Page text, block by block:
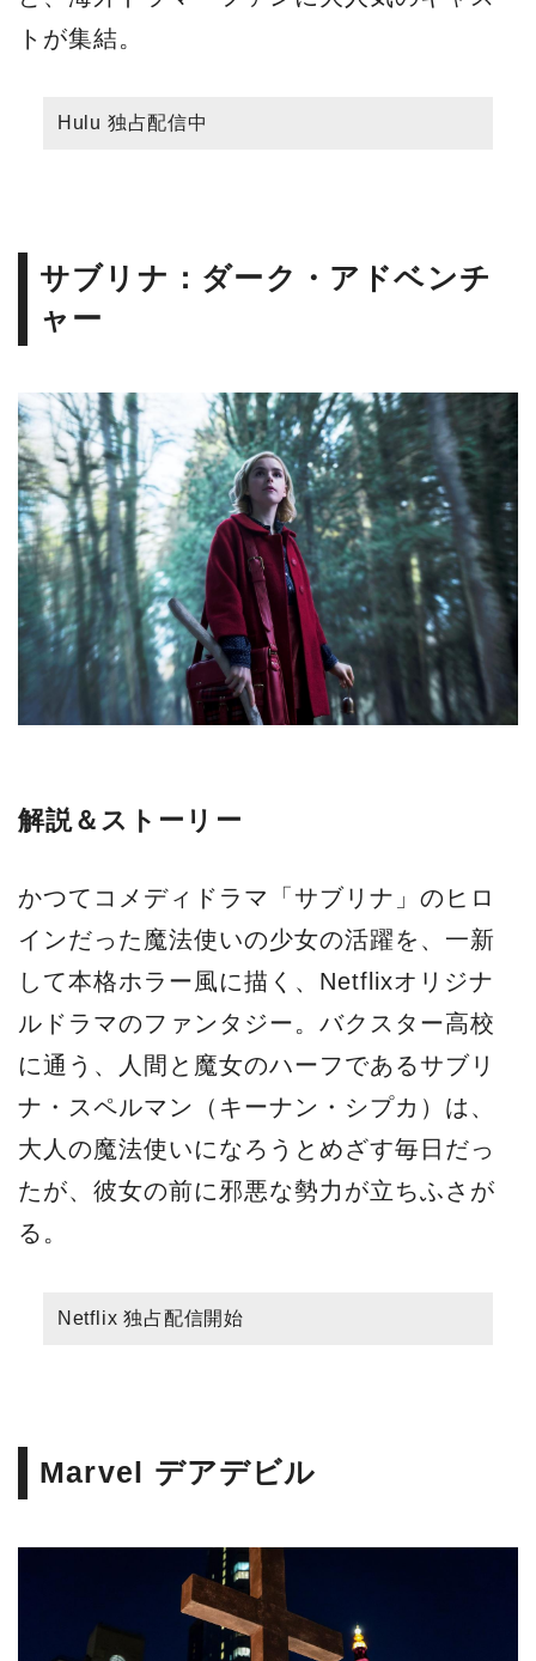
トが集結。
Hulu 独占配信中
サブリナ：ダーク・アドベンチ
ャー
解説＆ストーリー
かつてコメディドラマ「サブリナ」のヒロ
インだった魔法使いの少女の活躍を、一新
して本格ホラー風に描く、Netflixオリジナ
ルドラマのファンタジー。バクスター高校
に通う、人間と魔女のハーフであるサブリ
ナ・スペルマン（キーナン・シプカ）は、
大人の魔法使いになろうとめざす毎日だっ
たが、彼女の前に邪悪な勢力が立ちふさが
る。
Netflix 独占配信開始
Marvel デアデビル